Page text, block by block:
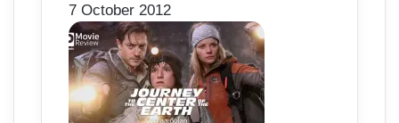
7 October 2012